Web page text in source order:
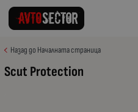
Назад до Началната страница
Scut Protection